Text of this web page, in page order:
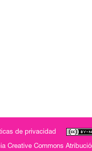
de privacidad
Creative Commons